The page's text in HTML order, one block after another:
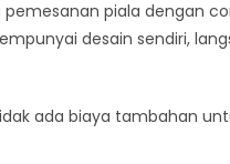
piala dengan
desain sendiri,
ada biaya tambahan